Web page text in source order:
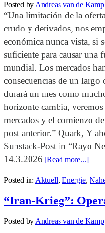
Posted by Andreas van de Kamp
“Una limitación de la
crudo y derivados, nos
económica nunca vista, si
suficiente para causar una
mundial. Los mercados
consecuencias de un largo
durará un mes como
horizonte cambia,
mercados y el comienzo
post anterior.” Quark, Y
Substack-Post in “Rayo
14.3.2026 [Read more...]
Posted in: Aktuell, Energie,
“Iran-Krieg”:
Posted by Andreas van de Kamp